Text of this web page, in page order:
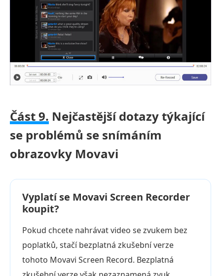
Část 9. Nejčastější dotazy týkající
se problémů se snímáním
obrazovky Movavi
Vyplatí se Movavi Screen Recorder
koupit?
Pokud chcete nahrávat video se zvukem bez
poplatků, stačí bezplatná zkušební verze
tohoto Movavi Screen Record. Bezplatná